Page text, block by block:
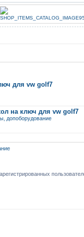
для vw golf7
на ключ для vw golf7
допоборудование